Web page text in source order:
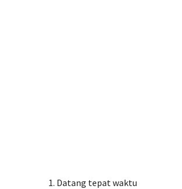
Datang tepat waktu